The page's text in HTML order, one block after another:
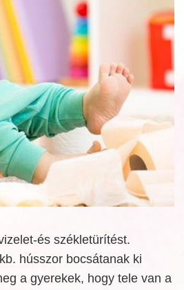
és székletürítést.
hússzor bocsátanak ki
a gyerekek, hogy tele van a